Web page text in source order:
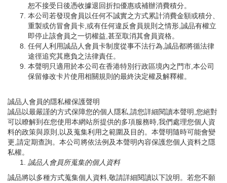
恕不接受日後憑收據退回折扣優惠或補辦消費積分。
本公司若發現會員以任何不誠實之方式累計消費金額或積分、
重製或仿冒會員卡,或有任何違反會員規則之情形,誠品有權立
即停止該會員之一切權益,甚至取消其會員資格。
任何人利用誠品人會員卡制度從事不法行為,誠品都將循法律
途徑追究其應負之法律責任。
本聲明只適用於本公司在香港特別行政區境內之門市,本公司
保留修改卡片使用相關規則的最終決定權及解釋權。
誠品人會員的隱私權保護聲明
誠品以最嚴謹的方式保障您的個人隱私,請您詳細閱讀本聲明,您絕對
可以瞭解到在您使用本網站所提供的多項服務時,我們處理您個人資
料的政策與原則,以及蒐集利用之範圍及目的。本聲明隨時可能會變
更,請定期查詢。本公司將依法例及本聲明內容保護您個人資料之隱
私權。
誠品人會員所蒐集的個人資料
誠品將以多種方式蒐集個人資料,敬請詳細閱讀以下說明。若您不願